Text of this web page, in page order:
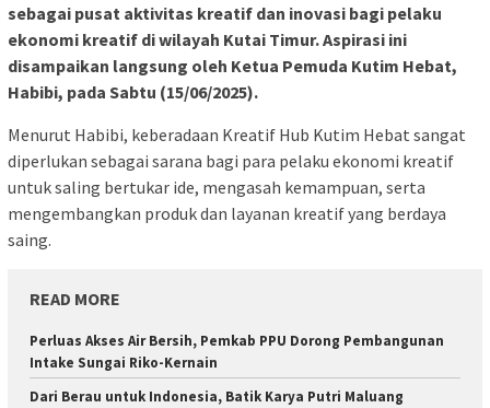
sebagai pusat aktivitas kreatif dan inovasi bagi pelaku
ekonomi kreatif di wilayah Kutai Timur. Aspirasi ini
disampaikan langsung oleh Ketua Pemuda Kutim Hebat,
Habibi, pada Sabtu (15/06/2025).
Menurut Habibi, keberadaan Kreatif Hub Kutim Hebat sangat
diperlukan sebagai sarana bagi para pelaku ekonomi kreatif
untuk saling bertukar ide, mengasah kemampuan, serta
mengembangkan produk dan layanan kreatif yang berdaya
saing.
READ MORE
Perluas Akses Air Bersih, Pemkab PPU Dorong Pembangunan
Intake Sungai Riko-Kernain
Dari Berau untuk Indonesia, Batik Karya Putri Maluang